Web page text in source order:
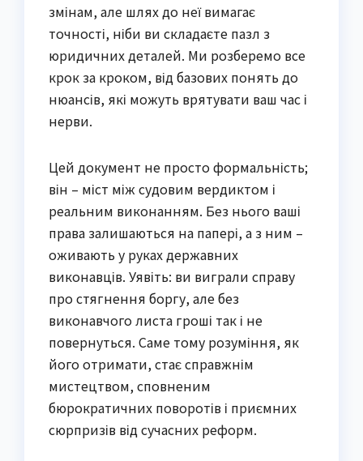
змінам, але шлях до неї вимагає
точності, ніби ви складаєте пазл з
юридичних деталей. Ми розберемо все
крок за кроком, від базових понять до
нюансів, які можуть врятувати ваш час і
нерви.
Цей документ не просто формальність;
він – міст між судовим вердиктом і
реальним виконанням. Без нього ваші
права залишаються на папері, а з ним –
оживають у руках державних
виконавців. Уявіть: ви виграли справу
про стягнення боргу, але без
виконавчого листа гроші так і не
повернуться. Саме тому розуміння, як
його отримати, стає справжнім
мистецтвом, сповненим
бюрократичних поворотів і приємних
сюрпризів від сучасних реформ.